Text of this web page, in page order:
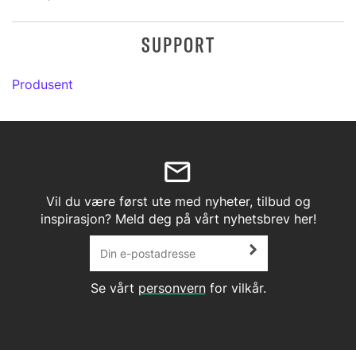
SUPPORT
Produsent
Vil du være først ute med nyheter, tilbud og
inspirasjon? Meld deg på vårt nyhetsbrev her!
Se vårt personvernfor vilkår.